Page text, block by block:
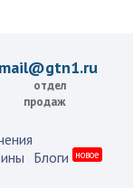
mail@gtn1.ru
отдел
продаж
Блоги новое